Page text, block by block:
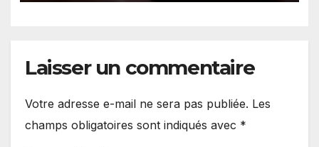
Laisser un commentaire
Votre adresse e-mail ne sera pas publiée. Les
champs obligatoires sont indiqués avec *